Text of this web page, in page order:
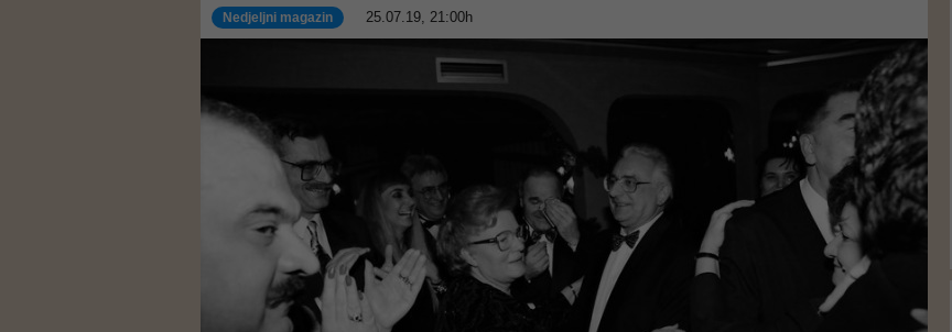
Nedjeljni magazin 25.07.19, 21:00h